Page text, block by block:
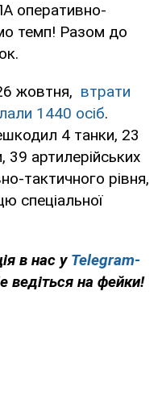
оперативно-
темп! Разом до
жовтня, втрати
1440 осіб.
4 танки, 23
39 артилерійських
тактичного рівня,
спеціальної
в нас у Telegram-
ведіться на фейки!